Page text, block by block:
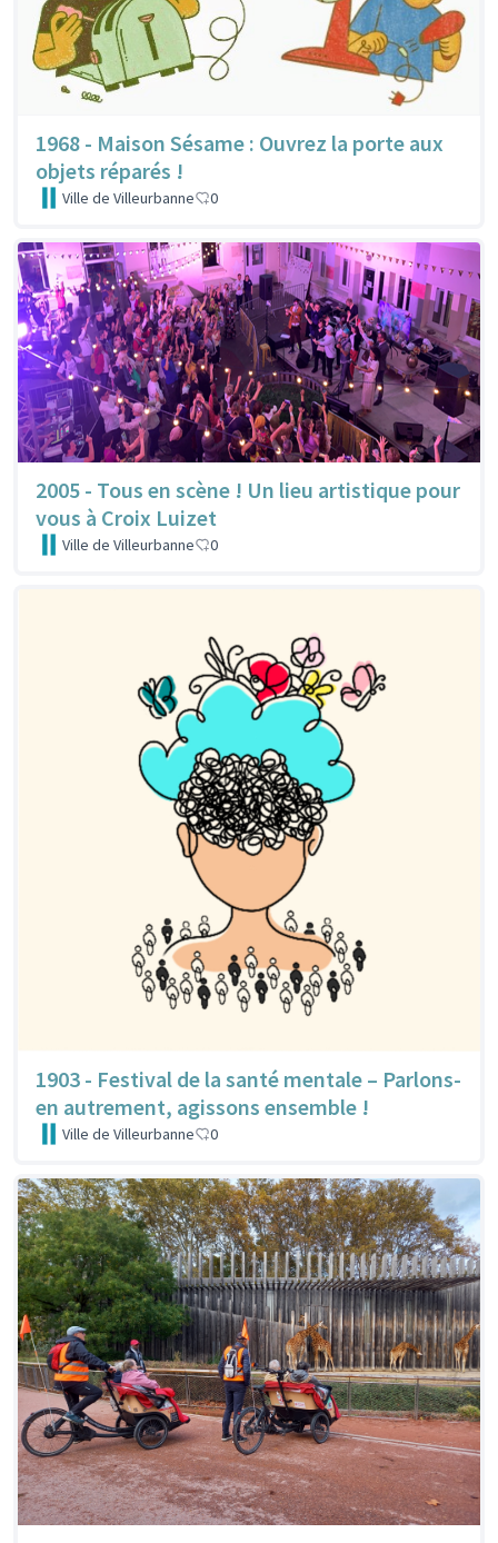
1968 - Maison Sésame : Ouvrez la porte aux
objets réparés !
Ville de Villeurbanne 0
2005 - Tous en scène ! Un lieu artistique pour
vous à Croix Luizet
Ville de Villeurbanne 0
1903 - Festival de la santé mentale – Parlons-
en autrement, agissons ensemble !
Ville de Villeurbanne 0